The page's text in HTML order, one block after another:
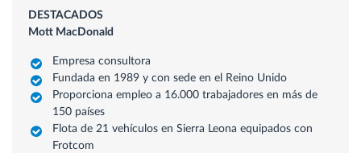
DESTACADOS
Mott MacDonald
Empresa consultora
Fundada en 1989 y con sede en el Reino Unido
Proporciona empleo a 16.000 trabajadores en más de
150 países
Flota de 21 vehículos en Sierra Leona equipados con
Frotcom